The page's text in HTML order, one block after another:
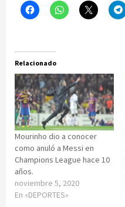
Relacionado
Mourinho dio a conocer
como anuló a Messi en
Champions League hace 10
años.
noviembre 5, 2020
En «DEPORTES»